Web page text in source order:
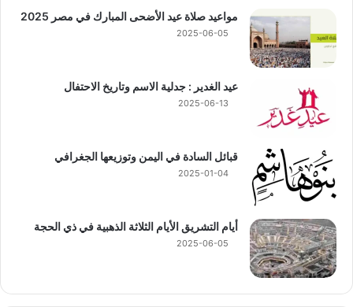
مواعيد صلاة عيد الأضحى المبارك في مصر 2025
2025-06-05
عيد الغدير : جدلية الاسم وتاريخ الاحتفال
2025-06-13
قبائل السادة في اليمن وتوزيعها الجغرافي
2025-01-04
أيام التشريق الأيام الثلاثة الذهبية في ذي الحجة
2025-06-05